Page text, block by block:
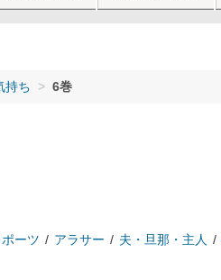
持ち 6巻
ポーツ アラサー 夫・旦那・主人